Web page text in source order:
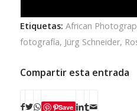
Etiquetas: African
fotografía, Jürg Schneider,
Compartir esta entrada
Save